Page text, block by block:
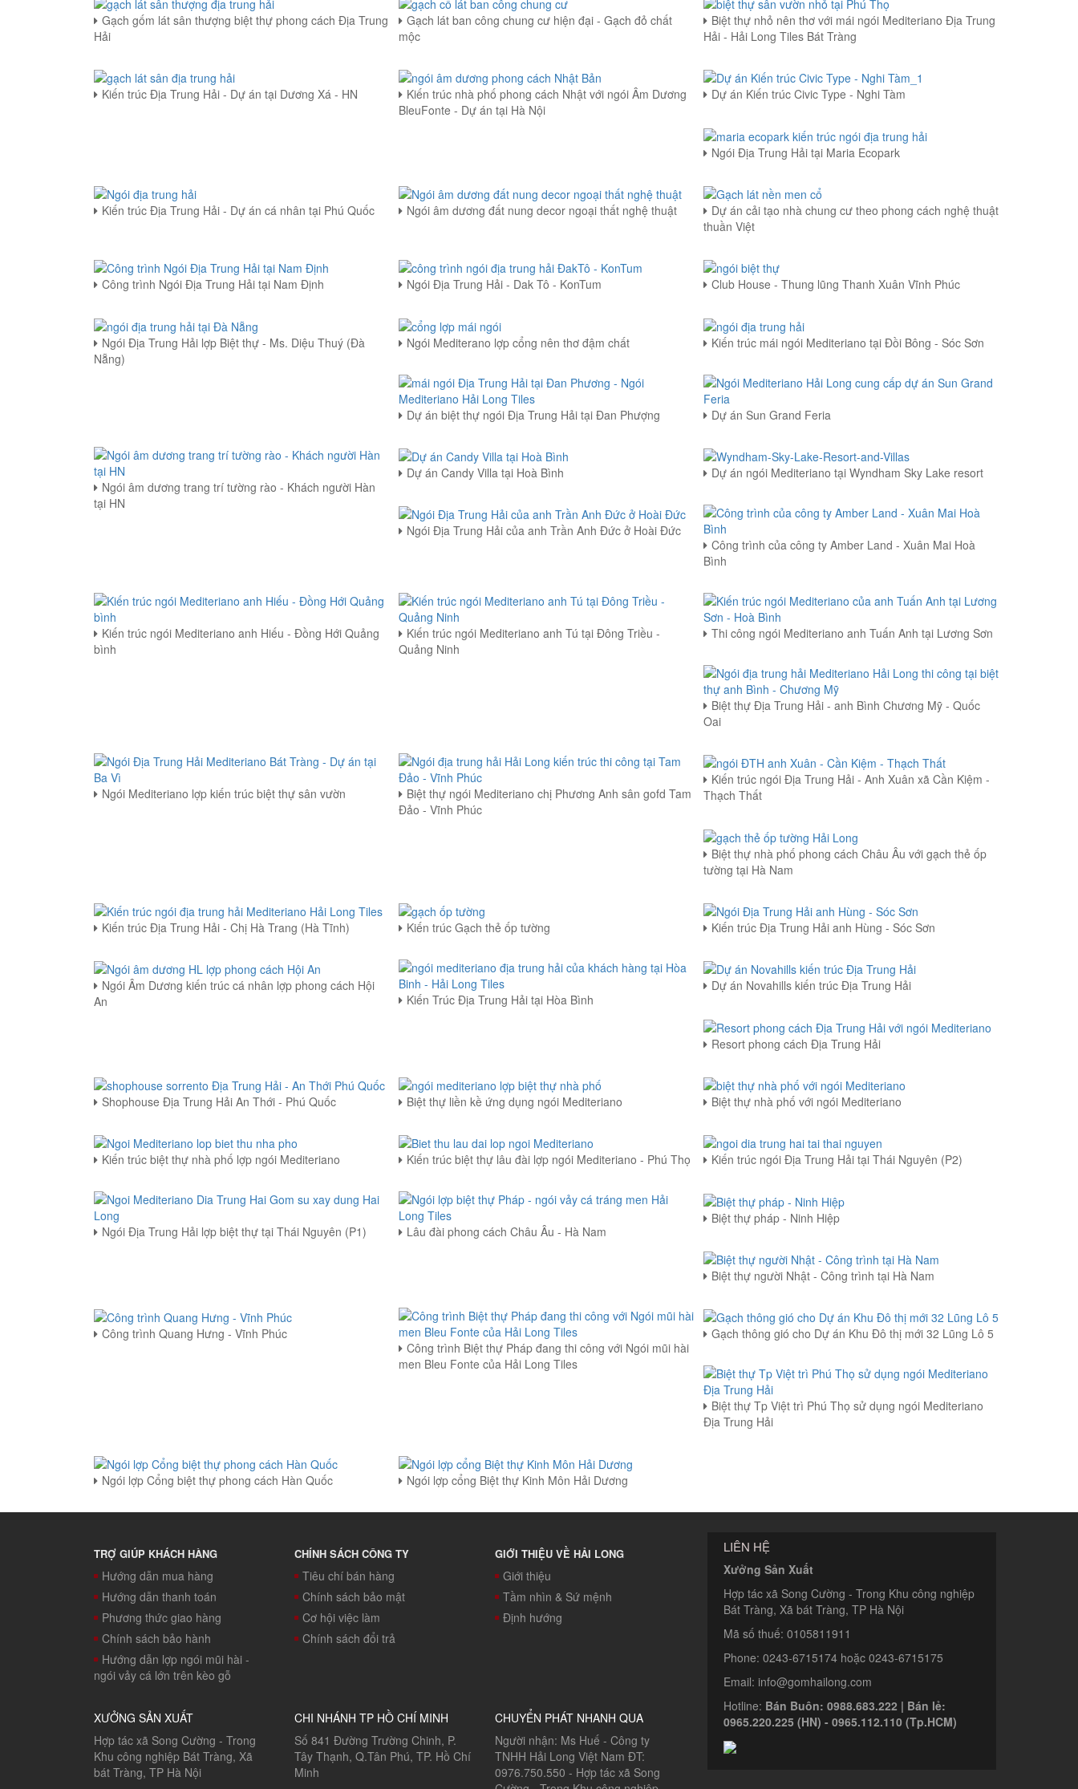
Gạch gốm lát sân thượng biệt thự phong cách Địa Trung
Hải
Gạch lát ban công chung cư hiện đại - Gạch đỏ chất
mộc
Biệt thự nhỏ nên thơ với mái ngói Mediteriano Địa Trung
Hải - Hải Long Tiles Bát Tràng
Kiến trúc Địa Trung Hải - Dự án tại Dương Xá - HN
Kiến trúc nhà phố phong cách Nhật với ngói Âm Dương
BleuFonte - Dự án tại Hà Nội
Dự án Kiến trúc Civic Type - Nghi Tàm
Ngói Địa Trung Hải tại Maria Ecopark
Kiến trúc Địa Trung Hải - Dự án cá nhân tại Phú Quốc Ngói âm dương đất nung decor ngoại thất nghệ thuật
Dự án cải tạo nhà chung cư theo phong cách nghệ thuật
thuần Việt
Công trình Ngói Địa Trung Hải tại Nam Định Ngói Địa Trung Hải - Dak Tô - KonTum Club House - Thung lũng Thanh Xuân Vĩnh Phúc
Ngói Địa Trung Hải lợp Biệt thự - Ms. Diệu Thuý (Đà
Nẵng)
Ngói Mediterano lợp cổng nên thơ đậm chất Kiến trúc mái ngói Mediteriano tại Đồi Bông - Sóc Sơn
Dự án biệt thự ngói Địa Trung Hải tại Đan Phượng Dự án Sun Grand Feria
Ngói âm dương trang trí tường rào - Khách người Hàn
tại HN
Dự án Candy Villa tại Hoà Bình Dự án ngói Mediteriano tại Wyndham Sky Lake resort
Ngói Địa Trung Hải của anh Trần Anh Đức ở Hoài Đức
Công trình của công ty Amber Land - Xuân Mai Hoà
Bình
Kiến trúc ngói Mediteriano anh Hiếu - Đồng Hới Quảng
bình
Kiến trúc ngói Mediteriano anh Tú tại Đông Triều -
Quảng Ninh
Thi công ngói Mediteriano anh Tuấn Anh tại Lương Sơn
Biệt thự Địa Trung Hải - anh Bình Chương Mỹ - Quốc
Oai
Ngói Mediteriano lợp kiến trúc biệt thự sân vườn
Biệt thự ngói Mediteriano chị Phương Anh sân gofd Tam
Đảo - Vĩnh Phúc
Kiến trúc ngói Địa Trung Hải - Anh Xuân xã Cần Kiệm -
Thạch Thất
Biệt thự nhà phố phong cách Châu Âu với gạch thẻ ốp
tường tại Hà Nam
Kiến trúc Địa Trung Hải - Chị Hà Trang (Hà Tĩnh) Kiến trúc Gạch thẻ ốp tường Kiến trúc Địa Trung Hải anh Hùng - Sóc Sơn
Ngói Âm Dương kiến trúc cá nhân lợp phong cách Hội
An
Kiến Trúc Địa Trung Hải tại Hòa Bình
Dự án Novahills kiến trúc Địa Trung Hải
Resort phong cách Địa Trung Hải
Shophouse Địa Trung Hải An Thới - Phú Quốc Biệt thự liền kề ứng dụng ngói Mediteriano Biệt thự nhà phố với ngói Mediteriano
Kiến trúc biệt thự nhà phố lợp ngói Mediteriano Kiến trúc biệt thự lâu đài lợp ngói Mediteriano - Phú Thọ Kiến trúc ngói Địa Trung Hải tại Thái Nguyên (P2)
Ngói Địa Trung Hải lợp biệt thự tại Thái Nguyên (P1) Lâu đài phong cách Châu Âu - Hà Nam
Biệt thự pháp - Ninh Hiệp
Biệt thự người Nhật - Công trình tại Hà Nam
Công trình Quang Hưng - Vĩnh Phúc
Công trình Biệt thự Pháp đang thi công với Ngói mũi hài
men Bleu Fonte của Hải Long Tiles
Gạch thông gió cho Dự án Khu Đô thị mới 32 Lũng Lô 5
Biệt thự Tp Việt trì Phú Thọ sử dụng ngói Mediteriano
Địa Trung Hải
Ngói lợp Cổng biệt thự phong cách Hàn Quốc Ngói lợp cổng Biệt thự Kinh Môn Hải Dương
TRỢ GIÚP KHÁCH HÀNG
Hướng dẫn mua hàng
Hướng dẫn thanh toán
Phương thức giao hàng
Chính sách bảo hành
Hướng dẫn lợp ngói mũi hài -
ngói vảy cá lớn trên kèo gỗ
CHÍNH SÁCH CÔNG TY
Tiêu chí bán hàng
Chính sách bảo mật
Cơ hội việc làm
Chính sách đổi trả
GIỚI THIỆU VỀ HẢI LONG
Giới thiệu
Tầm nhìn & Sứ mệnh
Định hướng
XƯỞNG SẢN XUẤT
Hợp tác xã Song Cường - Trong
Khu công nghiệp Bát Tràng, Xã
bát Tràng, TP Hà Nội
CHI NHÁNH TP HỒ CHÍ MINH
Số 841 Đường Trường Chinh, P.
Tây Thạnh, Q.Tân Phú, TP. Hồ Chí
Minh
CHUYỂN PHÁT NHANH QUA
Người nhận: Ms Huế - Công ty
TNHH Hải Long Việt Nam ĐT:
0976.750.550 - Hợp tác xã Song
LIÊN HỆ
Xưởng Sản Xuất
Hợp tác xã Song Cường - Trong Khu công nghiệp
Bát Tràng, Xã bát Tràng, TP Hà Nội
Mã số thuế: 0105811911
Phone: 0243-6715174 hoặc 0243-6715175
Email: info@gomhailong.com
Hotline: Bán Buôn: 0988.683.222 | Bán lẻ:
0965.220.225 (HN) - 0965.112.110 (Tp.HCM)